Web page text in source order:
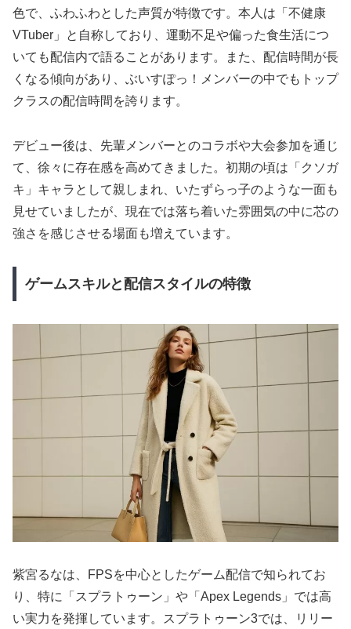
色で、ふわふわとした声質が特徴です。本人は「不健康
VTuber」と自称しており、運動不足や偏った食生活につ
いても配信内で語ることがあります。また、配信時間が長
くなる傾向があり、ぶいすぽっ！メンバーの中でもトップ
クラスの配信時間を誇ります。
デビュー後は、先輩メンバーとのコラボや大会参加を通じ
て、徐々に存在感を高めてきました。初期の頃は「クソガ
キ」キャラとして親しまれ、いたずらっ子のような一面も
見せていましたが、現在では落ち着いた雰囲気の中に芯の
強さを感じさせる場面も増えています。
ゲームスキルと配信スタイルの特徴
紫宮るなは、FPSを中心としたゲーム配信で知られてお
り、特に「スプラトゥーン」や「Apex Legends」では高
い実力を発揮しています。スプラトゥーン3では、リリー